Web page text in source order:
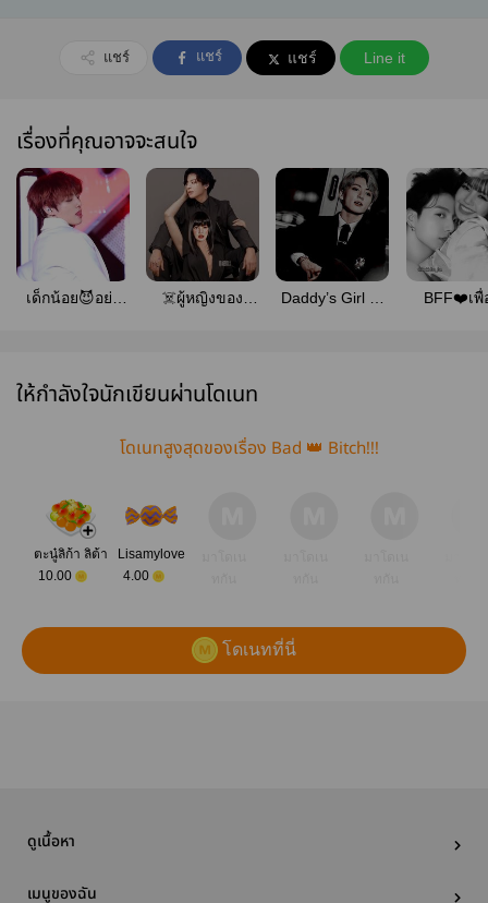
แชร์ แชร์ แชร์ Line it
เรื่องที่คุณอาจจะสนใจ
เด็กน้อย😈อย่า
☠️ผู้หญิงของ
Daddy’s Girl 🔥
BFF❤️เพื่
ให้กำลังใจนักเขียนผ่านโดเนท
โดเนทสูงสุดของเรื่อง Bad 👑 Bitch!!!
ตะนู๋ลิก้า ลิต้า
10.00
Lisamylove
4.00
โดเนทที่นี่
ดูเนื้อหา
เมนูของฉัน